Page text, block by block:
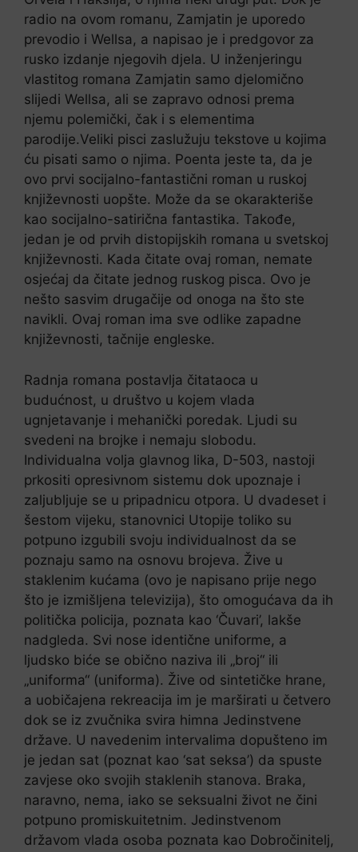
radio na ovom romanu, Zamjatin je uporedo
prevodio i Wellsa, a napisao je i predgovor za
rusko izdanje njegovih djela. U inženjeringu
vlastitog romana Zamjatin samo djelomično
slijedi Wellsa, ali se zapravo odnosi prema
njemu polemički, čak i s elementima
parodije.Veliki pisci zaslužuju tekstove u kojima
ću pisati samo o njima. Poenta jeste ta, da je
ovo prvi socijalno-fantastični roman u ruskoj
književnosti uopšte. Može da se okarakteriše
kao socijalno-satirična fantastika. Takođe,
jedan je od prvih distopijskih romana u svetskoj
književnosti. Kada čitate ovaj roman, nemate
osjećaj da čitate jednog ruskog pisca. Ovo je
nešto sasvim drugačije od onoga na što ste
navikli. Ovaj roman ima sve odlike zapadne
književnosti, tačnije engleske.
Radnja romana postavlja čitataoca u
budućnost, u društvo u kojem vlada
ugnjetavanje i mehanički poredak. Ljudi su
svedeni na brojke i nemaju slobodu.
Individualna volja glavnog lika, D-503, nastoji
prkositi opresivnom sistemu dok upoznaje i
zaljubljuje se u pripadnicu otpora. U dvadeset i
šestom vijeku, stanovnici Utopije toliko su
potpuno izgubili svoju individualnost da se
poznaju samo na osnovu brojeva. Žive u
staklenim kućama (ovo je napisano prije nego
što je izmišljena televizija), što omogućava da ih
politička policija, poznata kao ‘Čuvari’, lakše
nadgleda. Svi nose identične uniforme, a
ljudsko biće se obično naziva ili „broj“ ili
„uniforma“ (uniforma). Žive od sintetičke hrane,
a uobičajena rekreacija im je marširati u četvero
dok se iz zvučnika svira himna Jedinstvene
države. U navedenim intervalima dopušteno im
je jedan sat (poznat kao ‘sat seksa’) da spuste
zavjese oko svojih staklenih stanova. Braka,
naravno, nema, iako se seksualni život ne čini
potpuno promiskuitetnim. Jedinstvenom
državom vlada osoba poznata kao Dobročinitelj,